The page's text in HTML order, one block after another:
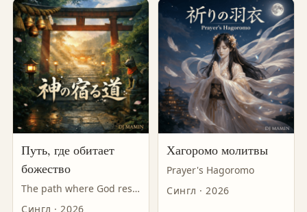
Путь, где обитает
божество
The path where God resides
Сингл · 2026
Хагоромо молитвы
Prayer's Hagoromo
Сингл · 2026